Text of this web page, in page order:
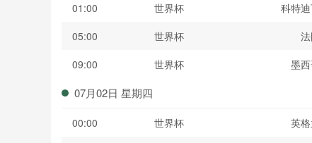
01:00 世界杯 科特
05:00
世界杯
09:00
世界杯 墨
07月02日 星期四
00:00 世界杯 英